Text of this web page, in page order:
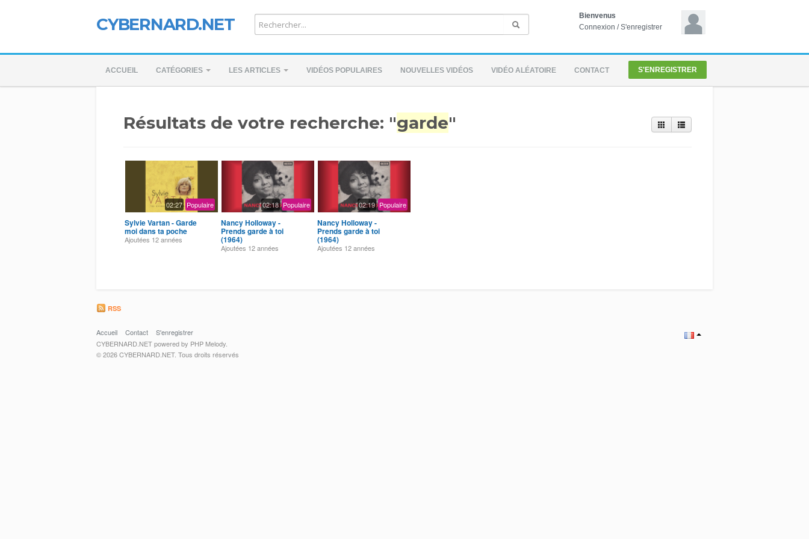
CYBERNARD.NET
Bienvenus
Connexion /S'enregistrer
ACCUEIL CATÉGORIES LES ARTICLES VIDÉOS POPULAIRES NOUVELLES VIDÉOS VIDÉO ALÉATOIRE CONTACT S'ENREGISTRER
Résultats de votre recherche: "garde"
02:27 Populaire
Sylvie Vartan - Garde
moi dans ta poche
Ajoutées 12 années
02:18 Populaire
Nancy Holloway -
Prends garde à toi
(1964)
Ajoutées 12 années
02:19 Populaire
Nancy Holloway -
Prends garde à toi
(1964)
Ajoutées 12 années
RSS
Accueil Contact
S'enregistrer
CYBERNARD.NET powered by PHP Melody.
© 2026 CYBERNARD.NET. Tous droits réservés